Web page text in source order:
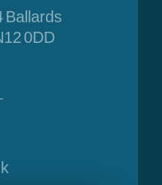
Ballards
0DD